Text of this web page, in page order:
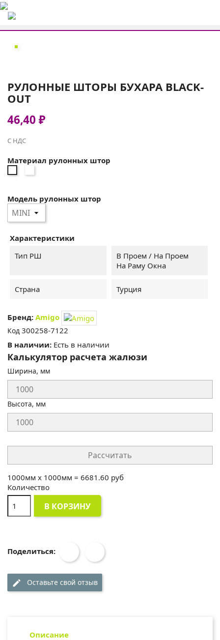
РУЛОННЫЕ ШТОРЫ БУХАРА BLACK-
OUT
46,40 ₽
С НДС
Материал рулонных штор
7122
золото
7013
Модель рулонных штор
Характеристики
Тип РШ
В Проем / На Проем
На Раму Окна
Страна Турция
Бренд: Amigo
Код 300258-7122
В наличии: Есть в наличии
Калькулятор расчета жалюзи
Ширина, мм
Высота, мм
Рассчитать
1000мм x 1000мм = 6681.60 руб
Количество
В КОРЗИНУ
Поделиться:
edit Оставьте свой отзыв
Описание